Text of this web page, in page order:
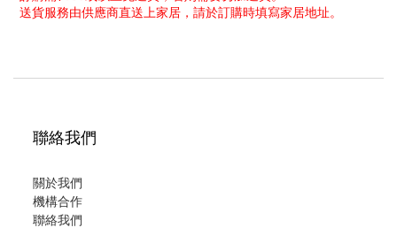
送貨服務由供應商直送上家居，請於訂購時填寫家居地址。
聯絡我們
關於我們
機構合作
聯絡我們